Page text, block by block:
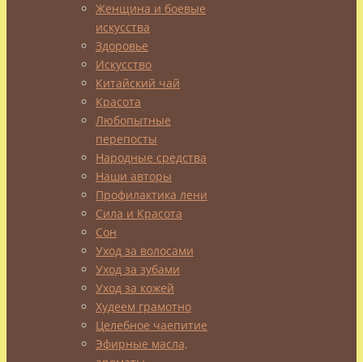
За
зиму
с
нами
происходят
интересные,
но
не
всегда
приятные,
изменения.
Вы
наверняка
замечали,
что
к
началу
авитаминозной
Женщина и боевые
искусства
Здоровье
Искусство
Китайский чай
Красота
Любопытные
перепосты
Народные средства
Наши авторы
Профилактика лени
Сила и Красота
Сон
Уход за волосами
Уход за зубами
Уход за кожей
Худеем грамотно
Целебное чаепитие
Эфирные масла,